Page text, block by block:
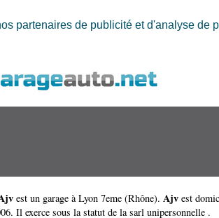
partenaires de publicité et d'analyse
est un garage à Lyon 7eme (Rhône). Ajv est
Il exerce sous la statut de la sarl unipersonnelle .